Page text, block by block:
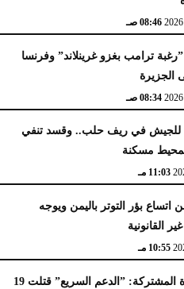
08:46 صـ
ترامب بغزو غرينلاند” وفرنسا
الجزيرة
08:34 صـ
للجيش في ريف حلب.. وقسد تنفي
مسكنة
11:03 مـ
اتساع بؤر التوتر باليمن ويوجه
القانونية
10:55 مـ
السودان .. القوة المشتركة: ”الدعم السريع” قتلت 19